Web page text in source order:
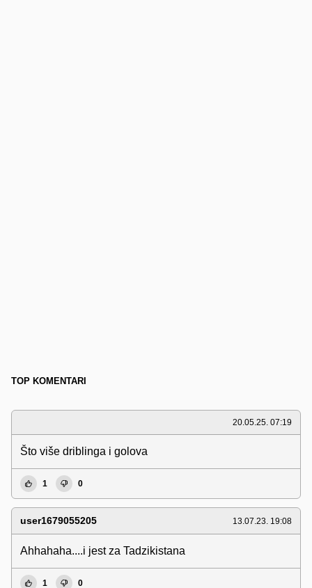
TOP KOMENTARI
20.05.25. 07:19
Što više driblinga i golova
1 0
user1679055205 13.07.23. 19:08
Ahhahaha....i jest za Tadzikistana
1 0